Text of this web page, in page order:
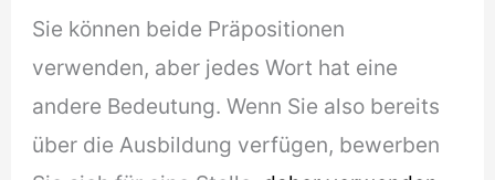
Sie können beide Präpositionen
verwenden, aber jedes Wort hat eine
andere Bedeutung. Wenn Sie also bereits
über die Ausbildung verfügen, bewerben